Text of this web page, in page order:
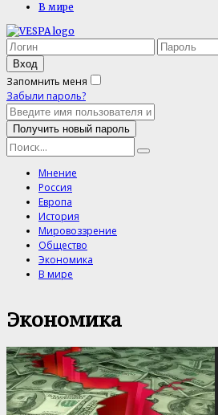
В мире
Запомнить меня
Забыли пароль?
Мнение
Россия
Европа
История
Мировоззрение
Общество
Экономика
В мире
Экономика